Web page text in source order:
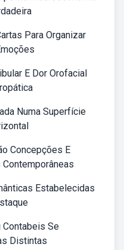
Para Organizar
E Dor Orofacial
Numa Superfície
Concepções E
Estabelecidas
Se
Distintas